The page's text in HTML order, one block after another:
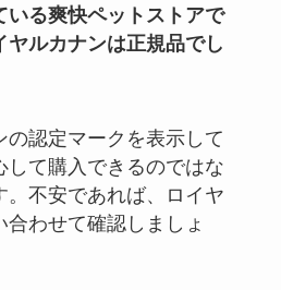
ールキーホルダーは無印に売っ
る？100均・Amazon・ヨドバ
砕機のレンタルはコメリででき
？カインズ・ナフコ・コーナン
ど取扱店＆料金をチェック！
いる爽快ペットストアで
ヤルカナンは正規品でし
の認定マークを表示して
して購入できるのではな
。不安であれば、ロイヤ
合わせて確認しましょ